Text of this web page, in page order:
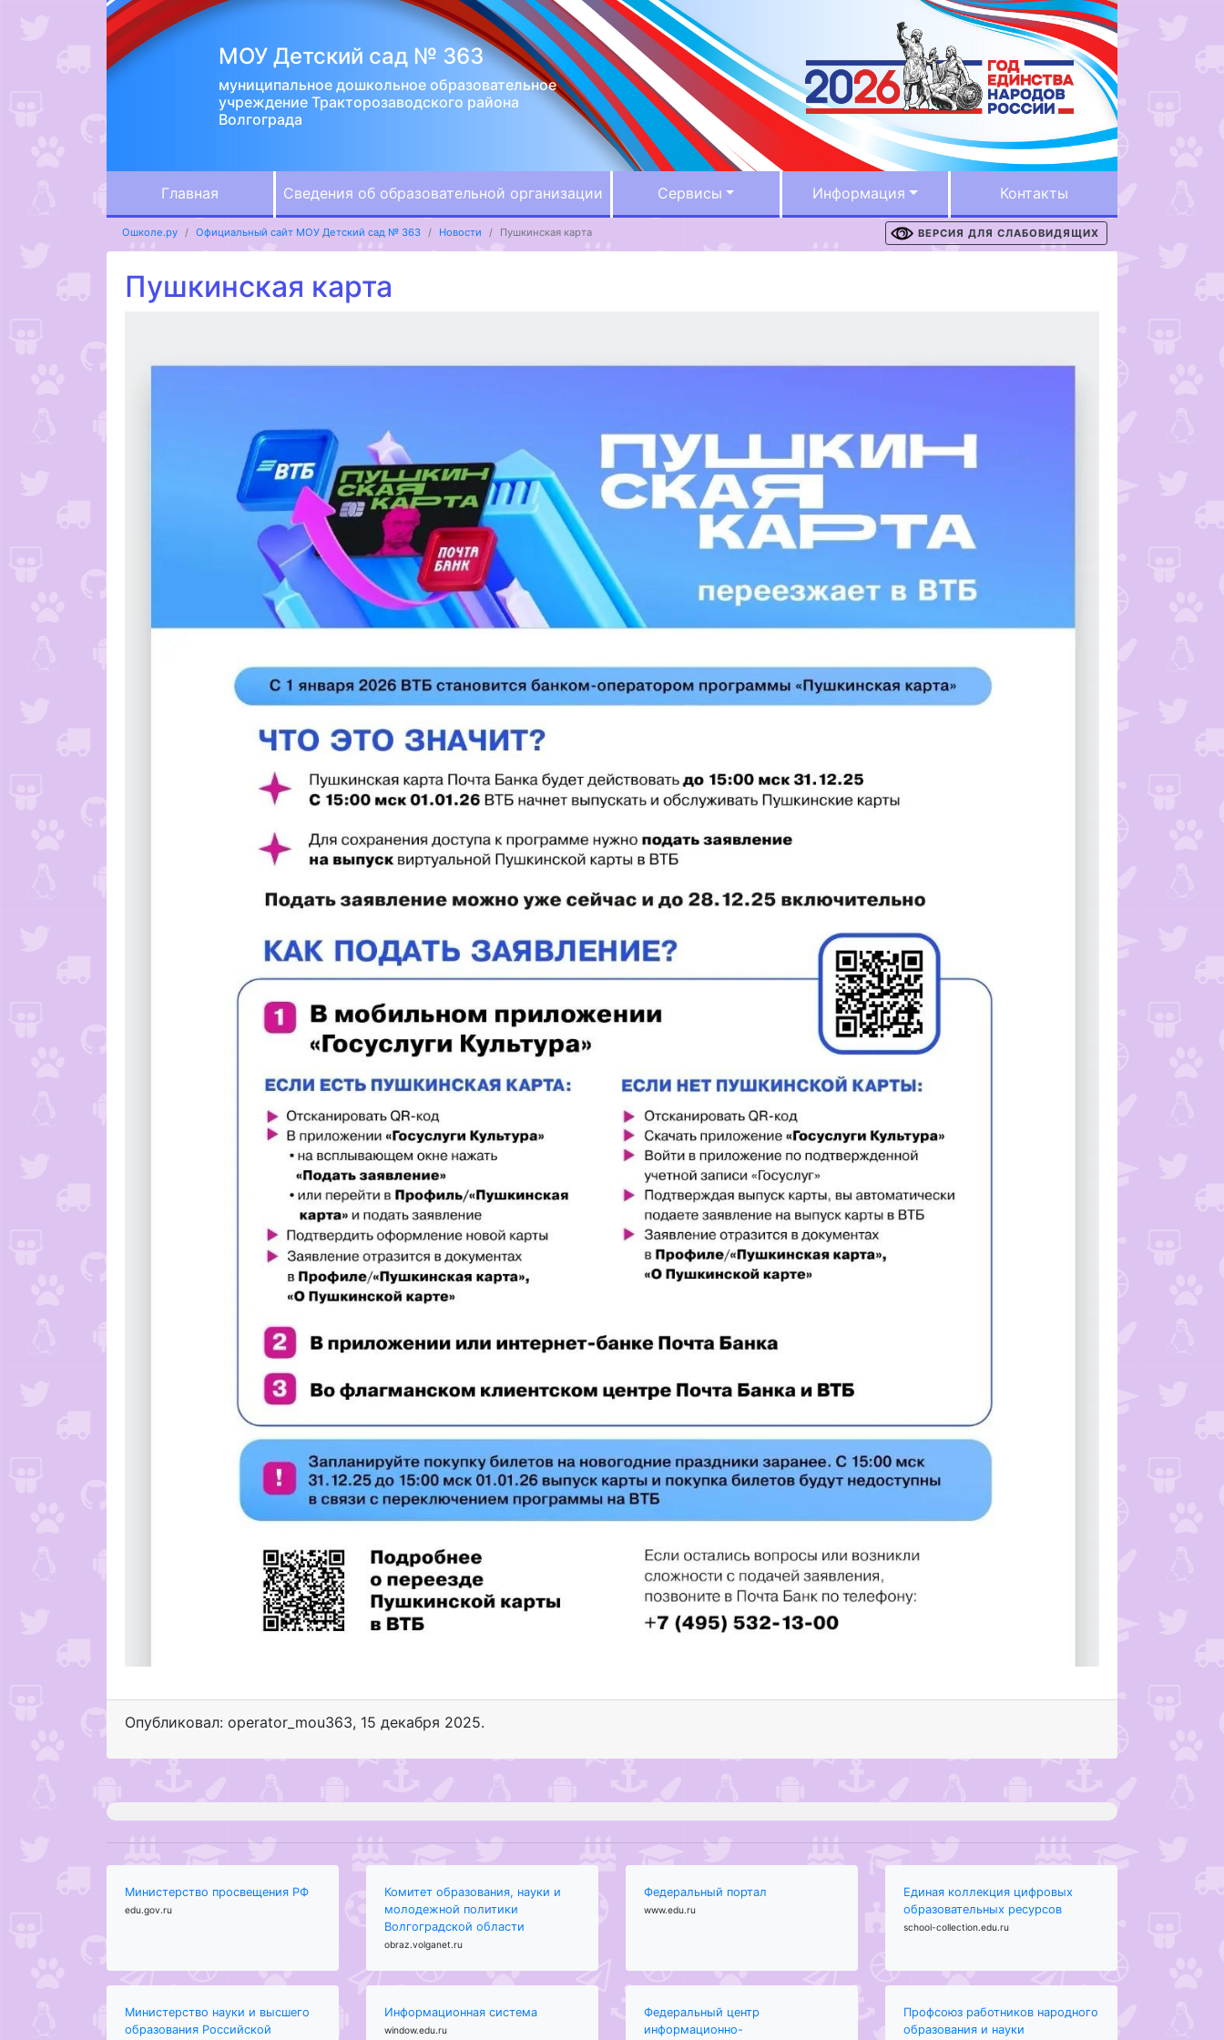
МОУ Детский сад № 363
муниципальное дошкольное образовательное
учреждение Тракторозаводского района
Волгограда
Главная Сведения об образовательной организации Сервисы Информация Контакты
Ошколе.ру Официальный сайт МОУ Детский сад № 363 Новости Пушкинская карта ВЕРСИЯ ДЛЯ СЛАБОВИДЯЩИХ
Пушкинская карта
Опубликовал: operator_mou363, 15 декабря 2025.
Министерство просвещения РФ
edu.gov.ru
Комитет образования, науки и
молодежной политики
Волгоградской области
obraz.volganet.ru
Федеральный портал
www.edu.ru
Единая коллекция цифровых
образовательных ресурсов
school-collection.edu.ru
Министерство науки и высшего
образования Российской
Информационная система
window.edu.ru
Федеральный центр
информационно-
Профсоюз работников народного
образования и науки